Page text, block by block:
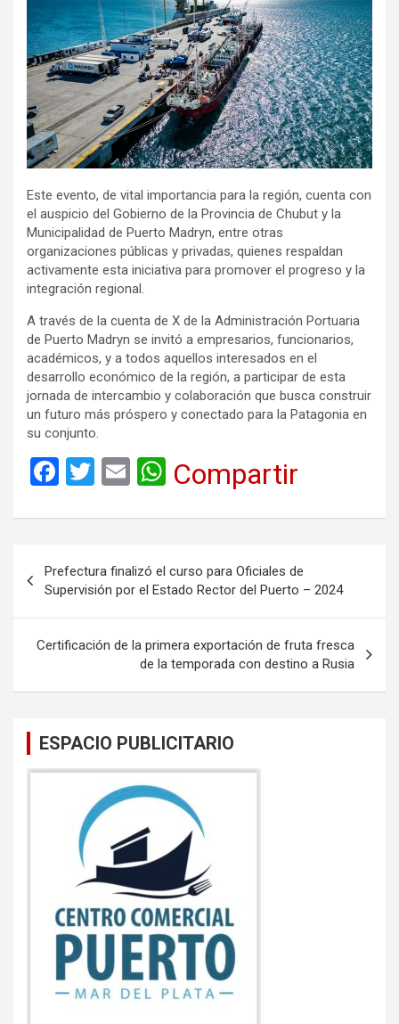
Este evento, de vital importancia para la región, cuenta con
el auspicio del Gobierno de la Provincia de Chubut y la
Municipalidad de Puerto Madryn, entre otras
organizaciones públicas y privadas, quienes respaldan
activamente esta iniciativa para promover el progreso y la
integración regional.
A través de la cuenta de X de la Administración Portuaria
de Puerto Madryn se invitó a empresarios, funcionarios,
académicos, y a todos aquellos interesados en el
desarrollo económico de la región, a participar de esta
jornada de intercambio y colaboración que busca construir
un futuro más próspero y conectado para la Patagonia en
su conjunto.
F
ce
b
o
o
k
T
tt
er
E
ail
W
at
A
p
p
Compartir
de
entradas
Prefectura finalizó el curso para Oficiales de
Supervisión por el Estado Rector del Puerto – 2024
Certificación de la primera exportación de fruta fresca
de la temporada con destino a Rusia
ESPACIO PUBLICITARIO